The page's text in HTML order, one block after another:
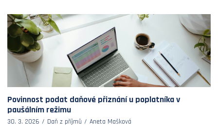
Povinnost podat daňové přiznání u poplatníka v
paušálním režimu
30. 3. 2026 Daň z příjmů Aneta Mašková